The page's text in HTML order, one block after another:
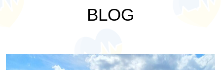
BLOG